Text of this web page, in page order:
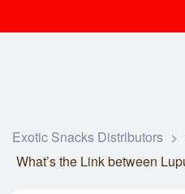
Exotic Snacks Distributors >
What’s the Link between